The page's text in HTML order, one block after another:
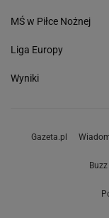
MŚ w Piłce Nożnej
Liga Europy
Wyniki
Gazeta.pl
Buzz